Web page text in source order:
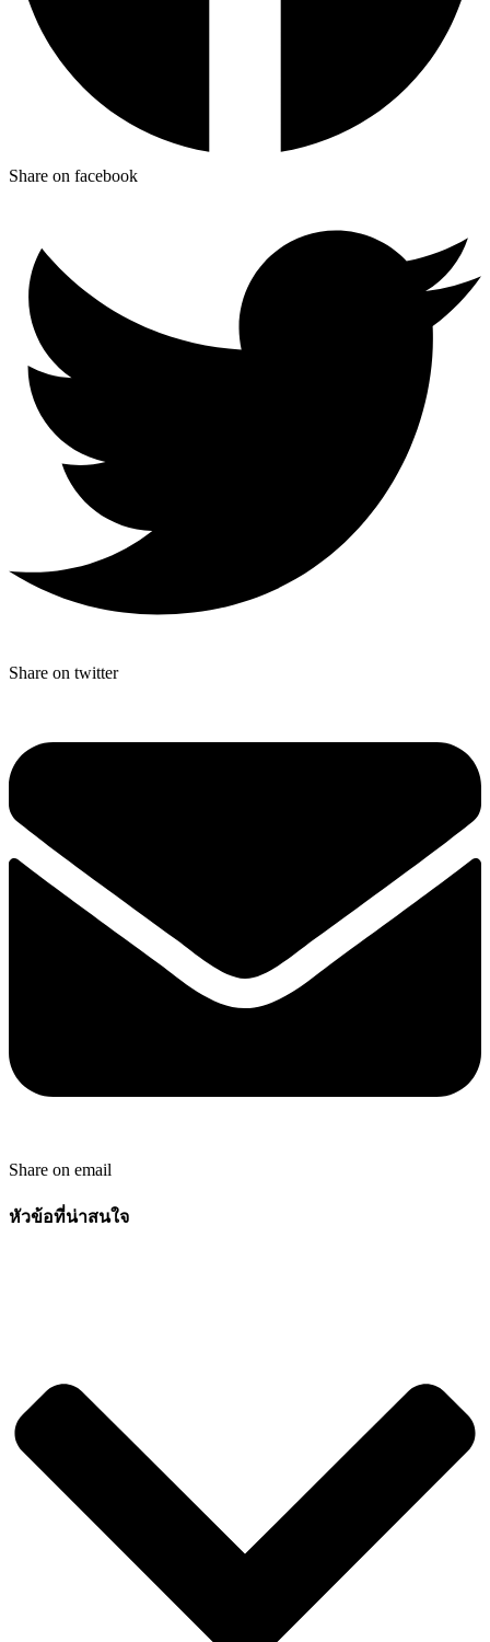
Share on facebook
Share on twitter
Share on email
หัวข้อที่น่าสนใจ